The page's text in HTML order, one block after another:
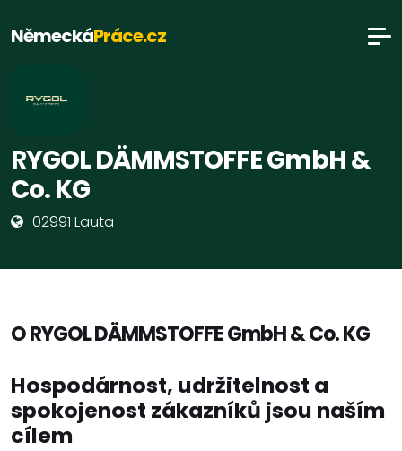
NěmeckáPráce.cz
RYGOL DÄMMSTOFFE GmbH &
Co. KG
02991 Lauta
O RYGOL DÄMMSTOFFE GmbH & Co. KG
Hospodárnost, udržitelnost a
spokojenost zákazníků jsou naším
cílem